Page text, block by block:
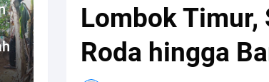
Lombok Timur,
Roda hingga